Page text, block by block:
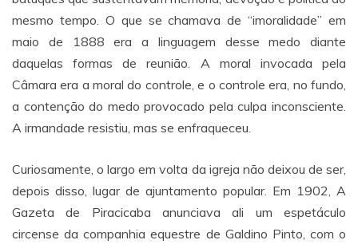
mesmo tempo. O que se chamava de “imoralidade” em
maio de 1888 era a linguagem desse medo diante
daquelas formas de reunião. A moral invocada pela
Câmara era a moral do controle, e o controle era, no fundo,
a contenção do medo provocado pela culpa inconsciente.
A irmandade resistiu, mas se enfraqueceu.
Curiosamente, o largo em volta da igreja não deixou de ser,
depois disso, lugar de ajuntamento popular. Em 1902, A
Gazeta de Piracicaba anunciava ali um espetáculo
circense da companhia equestre de Galdino Pinto, com o